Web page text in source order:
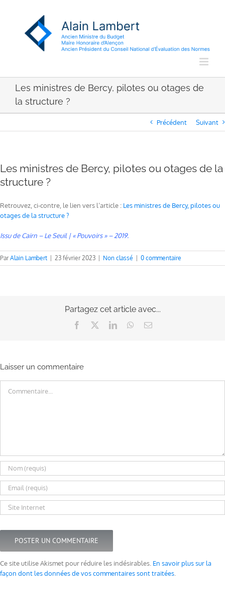
Les ministres de Bercy, pilotes ou otages de
la structure ?
Précédent Suivant
Les ministres de Bercy, pilotes ou otages de la
structure ?
Retrouvez, ci-contre, le lien vers l’article : Les ministres de Bercy, pilotes ou
otages de la structure ?
Issu de Cairn – Le Seuil | « Pouvoirs » – 2019.
ParAlain Lambert 23 février 2023 Non classé 0 commentaire
Partagez cet article avec...
Facebook LinkedInWhatsApp
Email
Laisser un commentaire
Ce site utilise Akismet pour réduire les indésirables. En savoir plus sur la
façon dont les données de vos commentaires sont traitées